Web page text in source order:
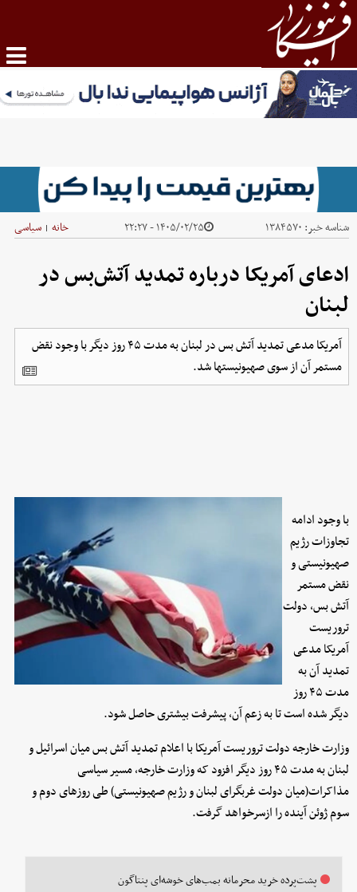
شناسه خبر: ۱۳۸۴۵۷۰ ۱۴۰۵/۰۲/۲۵ - ۲۲:۲۷ خانه | سیاسی
ادعای آمریکا درباره تمدید آتش‌بس در
لبنان
آمریکا مدعی تمدید آتش بس در لبنان به مدت ۴۵ روز دیگر با وجود نقض
مستمر آن از سوی صهیونیستها شد.
با وجود ادامه
تجاوزات رژیم
صهیونیستی و
نقض مستمر
آتش بس، دولت
تروریست
آمریکا مدعی
تمدید آن به
مدت ۴۵ روز
دیگر شده است تا به زعم آن، پیشرفت بیشتری حاصل شود.
وزارت خارجه دولت تروریست آمریکا با اعلام تمدید آتش بس میان اسرائیل و
لبنان به مدت ۴۵ روز دیگر افزود که وزارت خارجه، مسیر سیاسی
مذاکرات(میان دولت غربگرای لبنان و رژیم صهیونیستی) طی روزهای دوم و
سوم ژوئن آینده را ازسرخواهد گرفت.
پشت‌پرده خرید محرمانه بمب‌های خوشه‌ای پنتاگون